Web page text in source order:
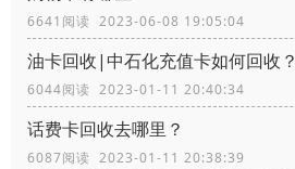
6641阅读 2023-06-08 19:05:04
油卡回收|中石化充值卡如何回收？
6044阅读 2023-01-11 20:40:34
话费卡回收去哪里？
6087阅读 2023-01-11 20:38:39